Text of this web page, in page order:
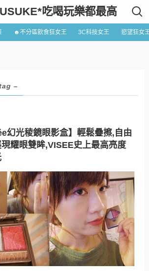
吃喝玩樂都最高
☻不分區飲食狂女王 3C科技女王 慾望狂女
–
幻光稜鏡眼影盒】輕鬆疊擦,自由
耀眼雙眸,VISEE史上最高亮度